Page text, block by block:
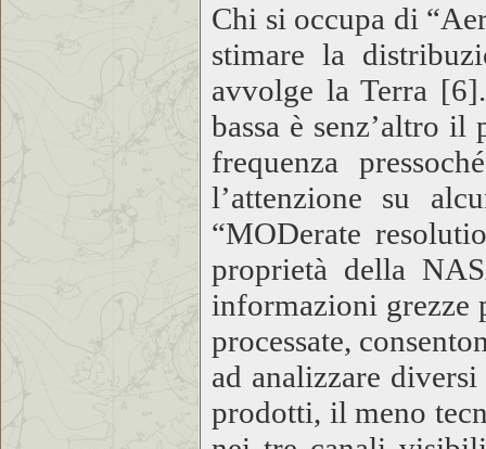
Chi si occupa di
stimare la
avvolge la Terra
bassa è senz’altro
frequenza
l’attenzione su
“MODerate
proprietà della
informazioni grezze
processate,
ad analizzare
prodotti, il meno